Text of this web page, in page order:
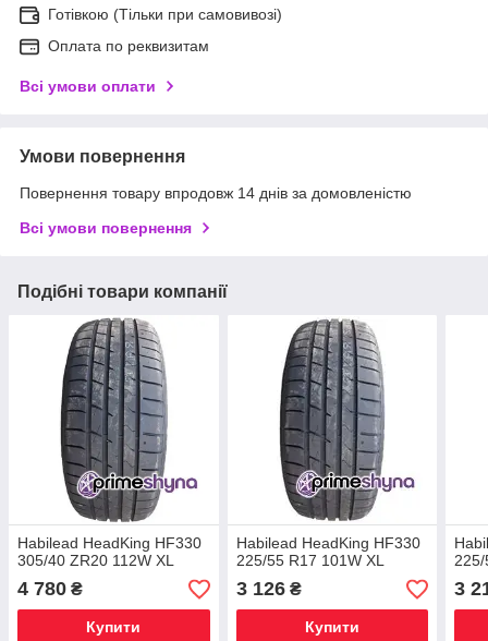
Готівкою (Тільки при самовивозі)
Оплата по реквизитам
Всі умови оплати
Умови повернення
Повернення товару впродовж 14 днів за домовленістю
Всі умови повернення
Подібні товари компанії
Habilead HeadKing HF330
305/40 ZR20 112W XL
4 780 ₴
Купити
Habilead HeadKing HF330
225/55 R17 101W XL
3 126₴
Купити
225/
3